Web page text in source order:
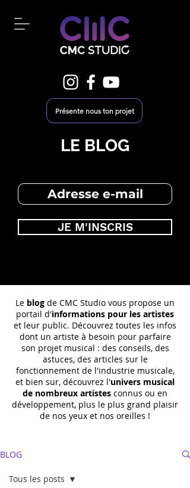
Présente nous ton projet
LE BLOG
JE M'INSCRIS
Le blog de CMC Studio vous propose un
portail d'informations pour les artistes
et leur public. Découvrez toutes les infos
dont un artiste à besoin pour parfaire
son projet musical : des conseils, des
astuces, des articles sur le
fonctionnement de l'industrie musicale,
et bien sur, découvrez l'univers musical
de nombreux artistes connus ou en
développement, plus le plus grand plaisir
de nos yeux et nos oreilles !
BLOG
Tous les posts